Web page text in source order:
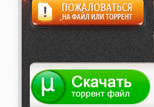
Жалоба